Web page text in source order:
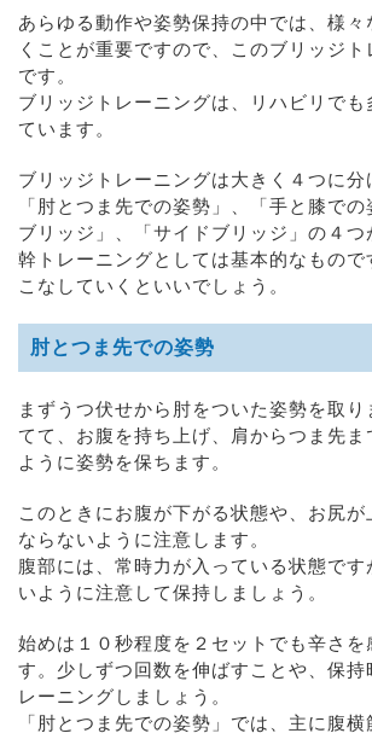
あらゆる動作や姿勢保持の中では、様々
くことが重要ですので、このブリッジ
です。
ブリッジトレーニングは、リハビリで
ています。
ブリッジトレーニングは大きく４つに分
「肘とつま先での姿勢」、「手と膝で
ブリッジ」、「サイドブリッジ」の４
幹トレーニングとしては基本的なもので
こなしていくといいでしょう。
肘とつま先での姿勢
まずうつ伏せから肘をついた姿勢を取
てて、お腹を持ち上げ、肩からつま先ま
ように姿勢を保ちます。
このときにお腹が下がる状態や、お尻が
ならないように注意します。
腹部には、常時力が入っている状態です
いように注意して保持しましょう。
始めは１０秒程度を２セットでも辛さ
す。少しずつ回数を伸ばすことや、保持
レーニングしましょう。
「肘とつま先での姿勢」では、主に腹